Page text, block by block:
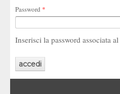
Password *
Inserisci la password associata